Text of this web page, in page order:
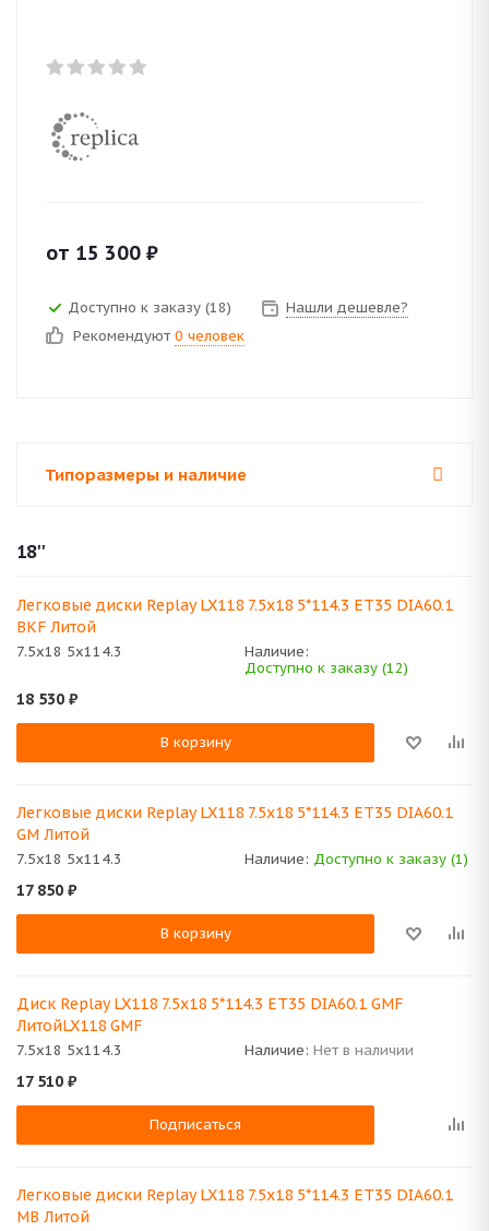
от 15 300 ₽
Доступно к заказу (18)
Нашли дешевле?
Рекомендуют 0 человек
Типоразмеры и наличие
18''
Легковые диски Replay LX118 7.5x18 5*114.3 ET35 DIA60.1
BKF Литой
7.5x18 5x114.3
Наличие:
Доступно к заказу (12)
18 530 ₽
В корзину
Легковые диски Replay LX118 7.5x18 5*114.3 ET35 DIA60.1
GM Литой
7.5x18 5x114.3 Наличие: Доступно к заказу (1)
17 850 ₽
В корзину
Диск Replay LX118 7.5x18 5*114.3 ET35 DIA60.1 GMF
ЛитойLX118 GMF
7.5x18 5x114.3 Наличие: Нет в наличии
17 510 ₽
Подписаться
Легковые диски Replay LX118 7.5x18 5*114.3 ET35 DIA60.1
MB Литой